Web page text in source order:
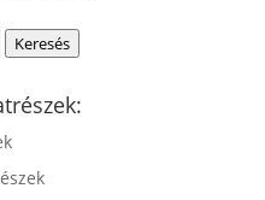
Keresés